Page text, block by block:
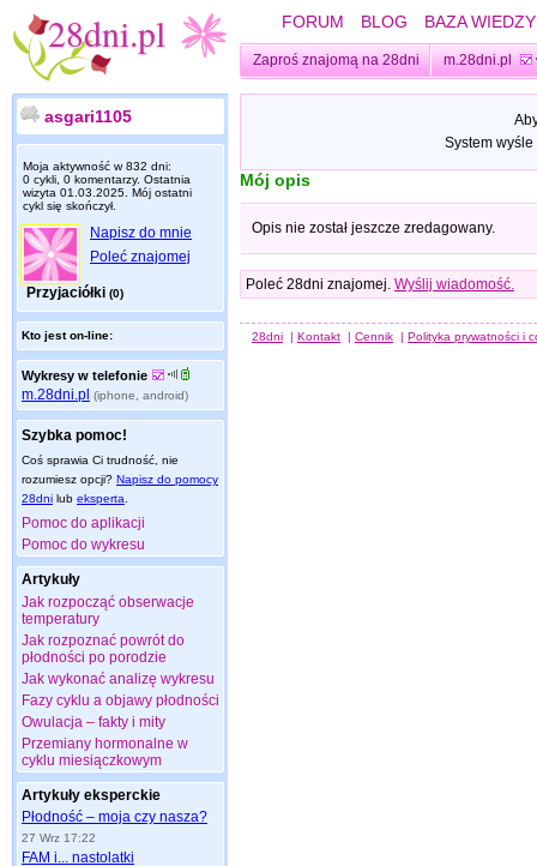
FORUM BLOG BAZA WIEDZY
Zaproś znajomą na 28dni m.28dni.pl
asgari1105
Moja aktywność w 832 dni:
0 cykli, 0 komentarzy. Ostatnia
wizyta 01.03.2025 . Mój ostatni
cykl się skończył.
Napisz do mnie
Poleć znajomej
Przyjaciółki (0)
Kto jest on-line:
Wykresy w telefonie
m.28dni.pl (iphone, android)
Szybka pomoc!
Coś sprawia Ci trudność, nie
rozumiesz opcji? Napisz do pomocy
28dni lub eksperta
Pomoc do aplikacji
Pomoc do wykresu
Artykuły
Jak rozpocząć obserwacje
temperatury
Jak rozpoznać powrót do
płodności po porodzie
Jak wykonać analizę wykresu
Fazy cyklu a objawy płodności
Owulacja – fakty i mity
Przemiany hormonalne w
cyklu miesiączkowym
Artykuły eksperckie
Płodność – moja czy nasza?
27 Wrz 17:22
FAM i... nastolatki
System
Mój opis
Opis nie został jeszcze zredagowany.
Poleć 28dni znajomej. Wyślij wiadomość.
28dni | Kontakt | Cennik | Polityka prywatności i